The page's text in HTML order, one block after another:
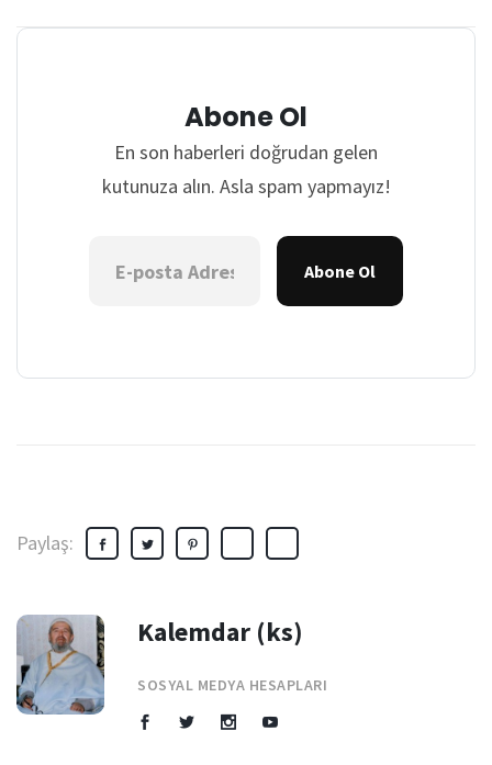
Abone Ol
En son haberleri doğrudan gelen
kutunuza alın. Asla spam yapmayız!
Abone Ol
Paylaş:
Kalemdar (ks)
SOSYAL MEDYA HESAPLARI